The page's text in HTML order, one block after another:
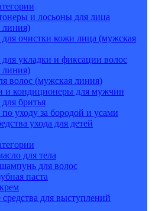
и лосьоны для лица
линия)
для очистки кожи лица (мужская
для укладки и фиксации волос
линия)
волос (мужская линия)
кондиционеры для мужчин
бритья
по уходу за бородой и усами
ухода для детей
для тела
для волос
паста
для выступлений